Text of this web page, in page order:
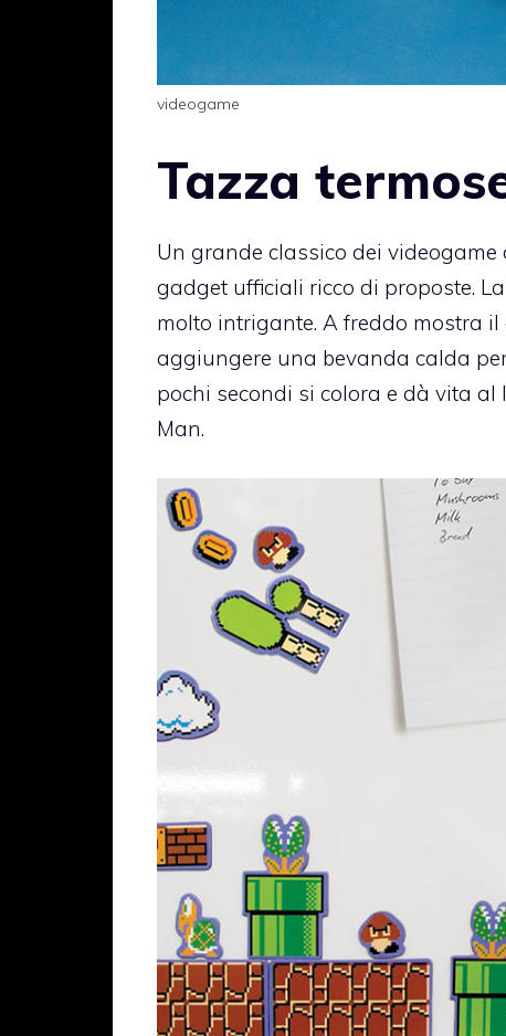
videogame
Tazza
Un grande classico dei
gadget ufficiali ricco di proposte.
molto intrigante. A freddo mostra il
aggiungere una bevanda calda
pochi secondi si colora e dà vita
Man.